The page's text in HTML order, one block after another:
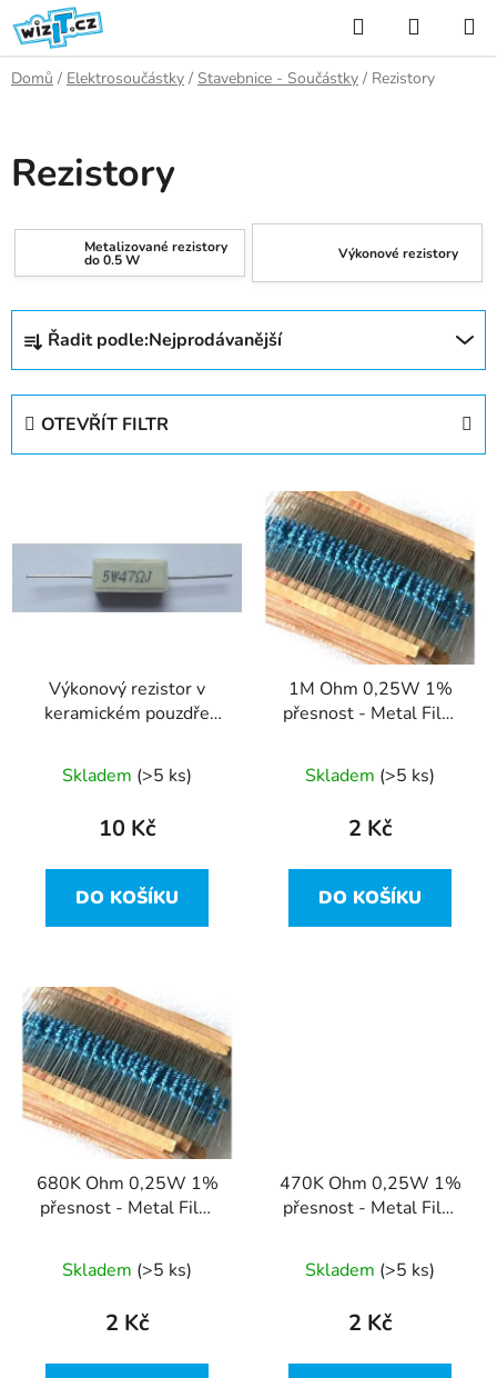
Přejít
na
obsah
Hledat
KOŠÍK
Domů / Elektrosoučástky / Stavebnice - Součástky / Rezistory
Rezistory
Metalizované rezistory
do 0.5 W Výkonové rezistory
z
o
u
Řadit podle:Nejprodávanější
OTEVŘÍT FILTR
p
s
Výkonový rezistor v
keramickém pouzdře
Skladem (>5 ks)
10 Kč
DO KOŠÍKU
1M Ohm 0,25W 1%
přesnost - Metal Film
Skladem (>5 ks)
2 Kč
DO KOŠÍKU
680K Ohm 0,25W 1%
přesnost - Metal Film
Skladem (>5 ks)
2 Kč
470K Ohm 0,25W 1%
přesnost - Metal Film
Skladem (>5 ks)
2 Kč